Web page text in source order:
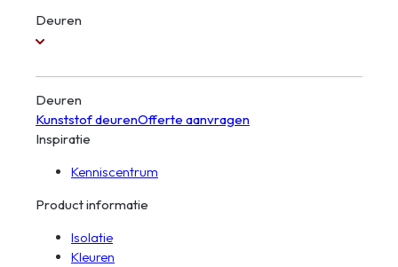
Deuren
Deuren
Kunststof deurenOfferte aanvragen
Inspiratie
Kenniscentrum
Product informatie
Isolatie
Kleuren